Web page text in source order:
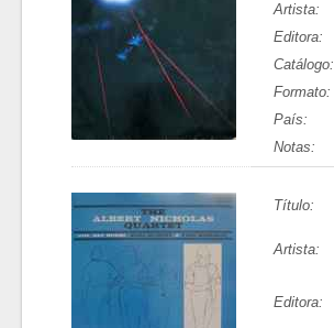
Artista:
Editora:
Catálogo:
Formato:
País:
Notas:
Título:
Artista:
Editora: